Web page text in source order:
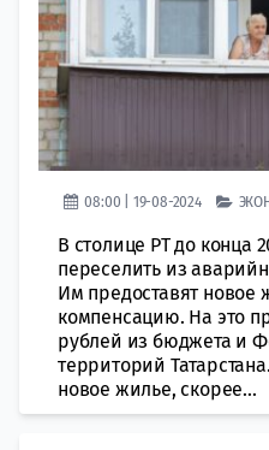
08:00 | 19-08-2024
В столице РТ до конца
переселить из
Им предоставят новое
компенсацию. На это
рублей из бюджета и
территорий
новое жилье, скорее...